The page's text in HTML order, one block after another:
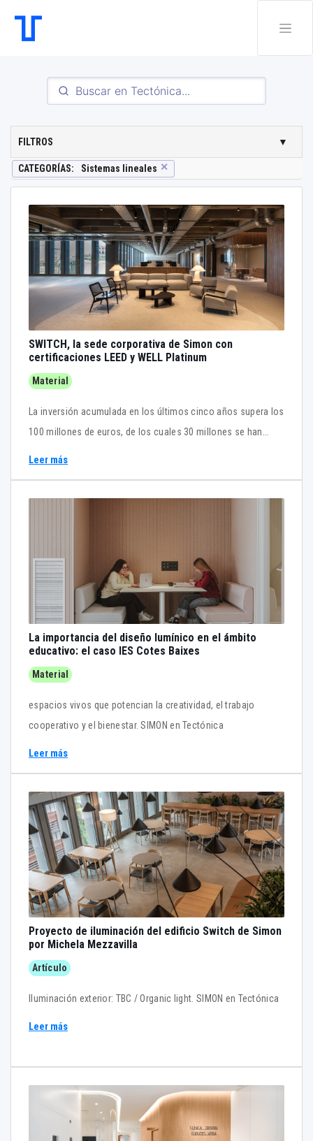
FILTROS ▼
CATEGORÍAS: Sistemas lineales ✕
SWITCH, la sede corporativa de Simon con
certificaciones LEED y WELL Platinum
Material
La inversión acumulada en los últimos cinco años supera los
100 millones de euros, de los cuales 30 millones se han
Leer más
La importancia del diseño lumínico en el ámbito
educativo: el caso IES Cotes Baixes
Material
espacios vivos que potencian la creatividad, el trabajo
cooperativo y el bienestar. SIMON en Tectónica
Leer más
Proyecto de iluminación del edificio Switch de Simon
por Michela Mezzavilla
Artículo
Iluminación exterior: TBC / Organic light. SIMON en Tectónica
Leer más